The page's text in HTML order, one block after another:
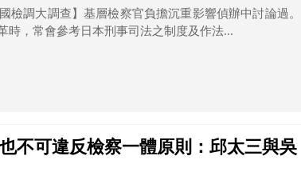
檢調大調查】基層檢察官負擔沉重影響偵辦中討論過。
時，常會參考日本刑事司法之制度及作法...
不可違反檢察一體原則：邱太三與吳